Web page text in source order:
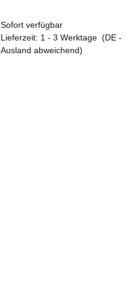
Sofort verfügbar
Lieferzeit: 1 - 3 Werktage (DE -
Ausland abweichend)